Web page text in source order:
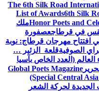
The 6th Silk Road
List of Awards6th Silk
Honor Poets andملك
في قرطاجعصفورة
افتتاح مهرجان قرطاج: نوبة
الصوفيةقلعة الزئير …
(العدد الخاص بآسيا
Global Poets Magazine
(Special Central
لحركة الشعر